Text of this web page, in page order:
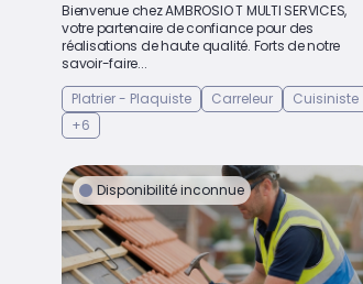
Bienvenue chez AMBROSIO T MULTI SERVICES,
votre partenaire de confiance pour des
réalisations de haute qualité. Forts de notre
savoir-faire...
Platrier - Plaquiste
Carreleur
Cuisiniste
+6
Disponibilité inconnue